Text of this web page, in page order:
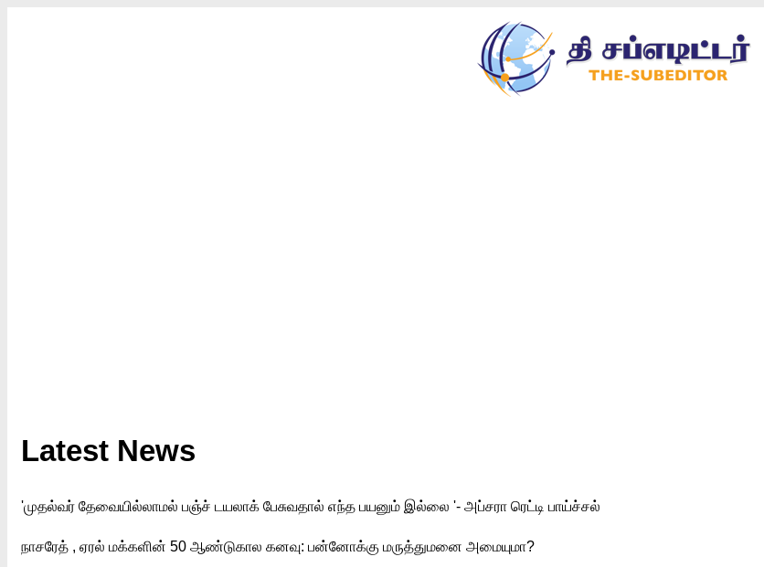
Latest News
'முதல்வர் தேவையில்லாமல் பஞ்ச் டயலாக் பேசுவதால் எந்த பயனும் இல்லை '- அப்சரா ரெட்டி பாய்ச்சல்
நாசரேத் , ஏரல் மக்களின் 50 ஆண்டுகால கனவு: பன்னோக்கு மருத்துமனை அமையுமா?